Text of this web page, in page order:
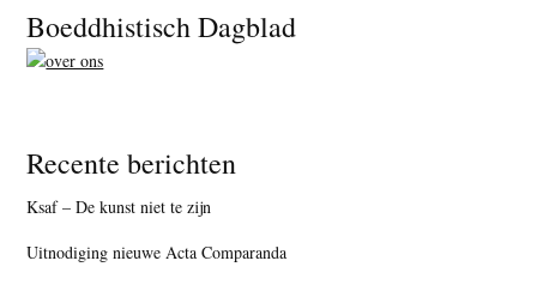
Footer
Boeddhistisch Dagblad
Recente berichten
Ksaf – De kunst niet te zijn
Uitnodiging nieuwe Acta Comparanda